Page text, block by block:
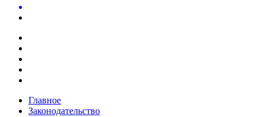
Главное
Законодательство